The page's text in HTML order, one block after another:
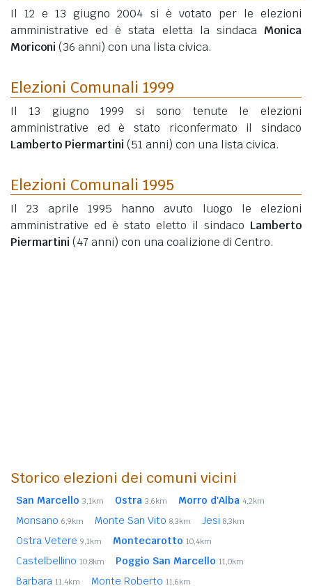
Il 12 e 13 giugno 2004 si è votato per le elezioni
amministrative ed è stata eletta la sindaca Monica
Moriconi (36 anni) con una lista civica.
Elezioni Comunali 1999
Il 13 giugno 1999 si sono tenute le elezioni
amministrative ed è stato riconfermato il sindaco
Lamberto Piermartini (51 anni) con una lista civica.
Elezioni Comunali 1995
Il 23 aprile 1995 hanno avuto luogo le elezioni
amministrative ed è stato eletto il sindaco Lamberto
Piermartini (47 anni) con una coalizione di Centro.
Storico elezioni dei comuni vicini
San Marcello 3,1km Ostra 3,6km Morro d'Alba 4,2km
Monsano 6,9km Monte San Vito 8,3km Jesi 8,3km
Ostra Vetere 9,1km Montecarotto 10,4km
Castelbellino 10,8km Poggio San Marcello 11,0km
Barbara 11,4km Monte Roberto 11,6km